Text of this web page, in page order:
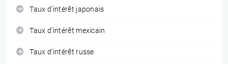
Taux d'intérêt japonais
Taux d'intérêt mexicain
Taux d'intérêt russe